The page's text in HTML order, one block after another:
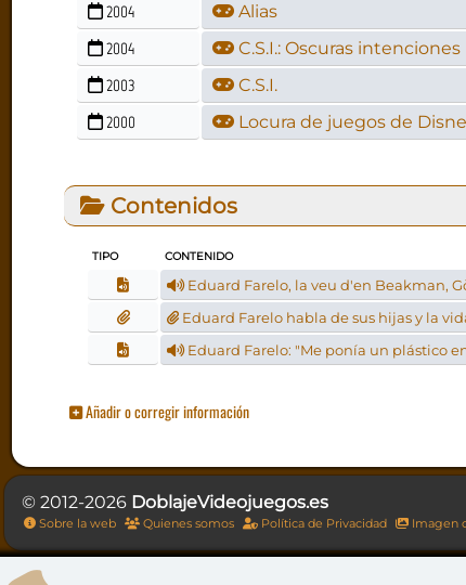
2004 Alias
2004 C.S.I.: Oscuras intenciones
2003 C.S.I.
2000 Locura de juegos de
Contenidos
TIPO CONTENIDO
Eduard Farelo, la veu d'en Beakman,
Eduard Farelo habla de sus hijas y la
Eduard Farelo: "Me ponía un plástico
Añadir o corregir información
© 2012-2026 DoblajeVideojuegos.es
Sobre la web Quienes somos Política de Privacidad Imagen